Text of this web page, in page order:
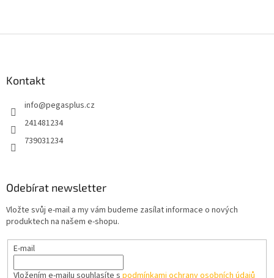
Kontakt
info@pegasplus.cz
241481234
739031234
Odebírat newsletter
Vložte svůj e-mail a my vám budeme zasílat informace o nových
produktech na našem e-shopu.
E-mail